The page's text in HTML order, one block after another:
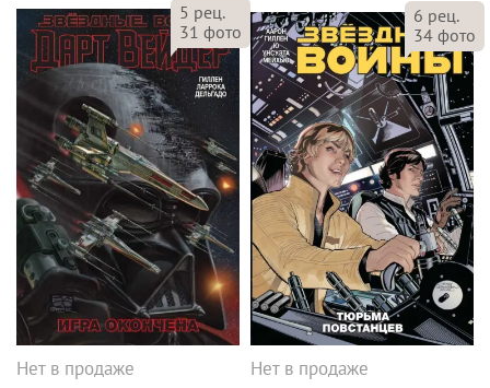
5 рец.
31 фото
Нет в продаже
6 рец.
34 фото
Нет в продаже